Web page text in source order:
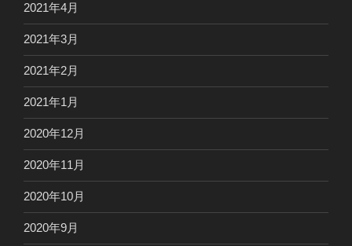
2021年4月
2021年3月
2021年2月
2021年1月
2020年12月
2020年11月
2020年10月
2020年9月